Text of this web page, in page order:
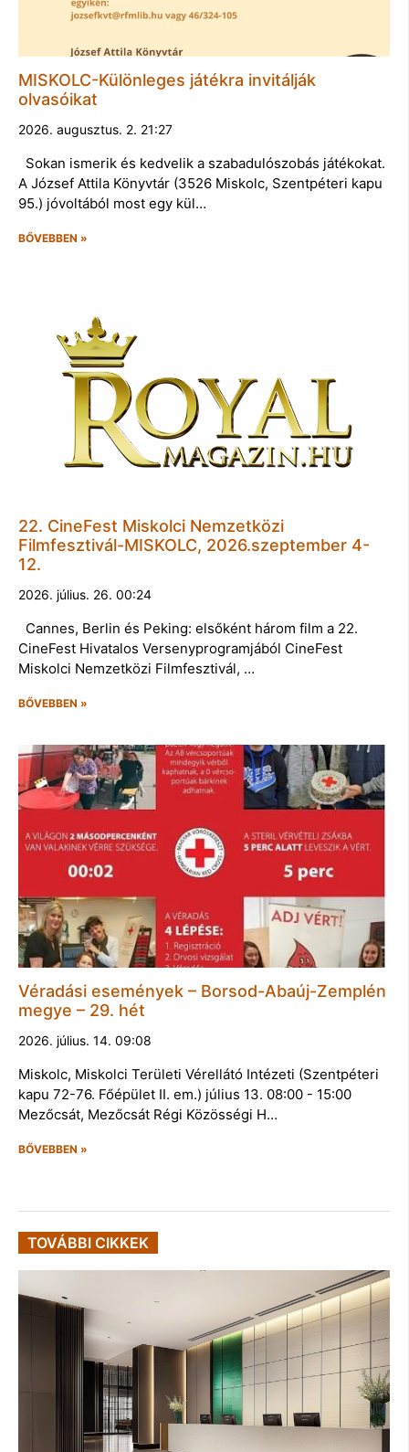
MISKOLC-Különleges játékra invitálják
olvasóikat
2026. augusztus. 2. 21:27
Sokan ismerik és kedvelik a szabadulószobás játékokat.
A József Attila Könyvtár (3526 Miskolc, Szentpéteri kapu
95.) jóvoltából most egy kül…
BŐVEBBEN »
22. CineFest Miskolci Nemzetközi
Filmfesztivál-MISKOLC, 2026.szeptember 4-
12.
2026. július. 26. 00:24
Cannes, Berlin és Peking: elsőként három film a 22.
CineFest Hivatalos Versenyprogramjából CineFest
Miskolci Nemzetközi Filmfesztivál, …
BŐVEBBEN »
Véradási események – Borsod-Abaúj-Zemplén
megye – 29. hét
2026. július. 14. 09:08
Miskolc, Miskolci Területi Vérellátó Intézeti (Szentpéteri
kapu 72-76. Főépület II. em.) július 13. 08:00 - 15:00
Mezőcsát, Mezőcsát Régi Közösségi H…
BŐVEBBEN »
TOVÁBBI CIKKEK